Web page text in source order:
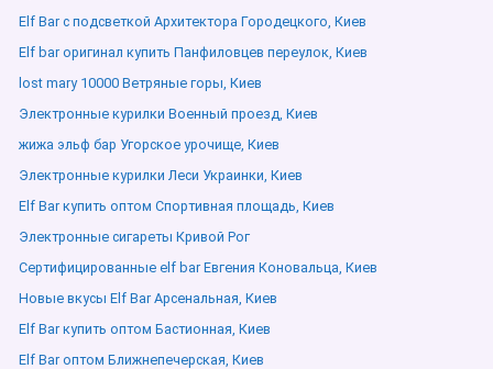
Elf Bar с подсветкой Архитектора Городецкого, Киев
Elf bar оригинал купить Панфиловцев переулок, Киев
lost mary 10000 Ветряные горы, Киев
Электронные курилки Военный проезд, Киев
жижа эльф бар Угорское урочище, Киев
Электронные курилки Леси Украинки, Киев
Elf Bar купить оптом Спортивная площадь, Киев
Электронные сигареты Кривой Рог
Сертифицированные elf bar Евгения Коновальца, Киев
Новые вкусы Elf Bar Арсенальная, Киев
Elf Bar купить оптом Бастионная, Киев
Elf Bar оптом Ближнепечерская, Киев